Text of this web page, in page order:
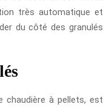
très automatique et
du côté des granulés
chaudière à pellets, est